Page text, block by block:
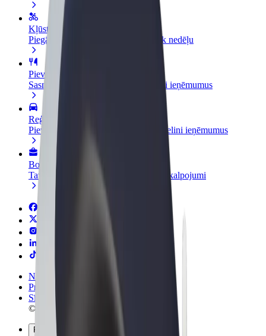
Kļūsti par kurjeru
Piegādā ēdienu un saņem izmaksu ik nedēļu
Pievieno restorānu vai veikalu
Sasniedz vairāk klientu un paaugstini ieņēmumus
Reģistrējies kā autoparka īpašnieks
Pievieno savu autoparku Bolt un palielini ieņēmumus
Bolt for Business
Tavam uzņēmumam pielāgoti Bolt pakalpojumi
Noteikumi un nosacījumi
Privātuma politika
Sīkdatnes
© 2026 Bolt Technology OÜ
Pakalpojumi